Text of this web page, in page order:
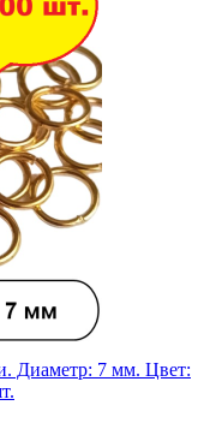
Диаметр: 7 мм. Цвет: